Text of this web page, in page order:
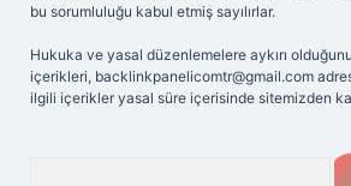
bu sorumluluğu kabul etmiş sayılırlar.
Hukuka ve yasal düzenlemelere aykırı
içerikleri, backlinkpanelicomtr@gmail.com
ilgili içerikler yasal süre içerisinde sitemizden